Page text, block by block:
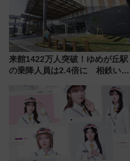
来館1422万人突破！ゆめが丘駅
の乗降人員は2.4倍に 相鉄いず
年祭にそうにゃん＆DB.スター
マンが登場